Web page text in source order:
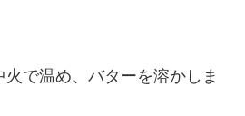
で温め、バターを溶かしま